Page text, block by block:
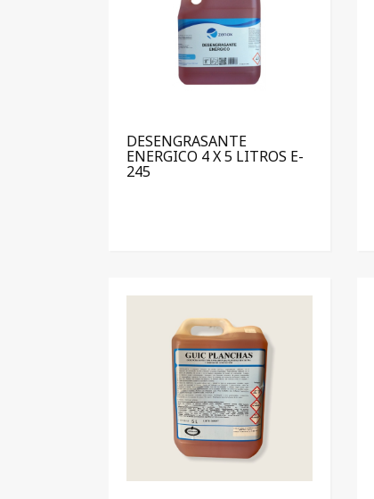
DESENGRASANTE
ENERGICO 4 X 5 LITROS E-
245